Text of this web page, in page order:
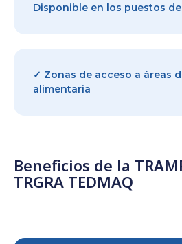
Disponible en los puestos de
✓ Zonas de acceso a áreas
alimentaria
Beneficios de la
TRGRA TEDMAQ